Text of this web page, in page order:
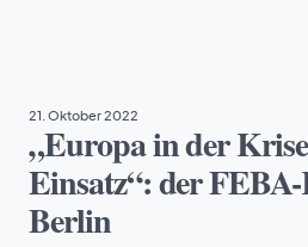
21. Oktober 2022
„Europa in der
Einsatz“: der
Berlin